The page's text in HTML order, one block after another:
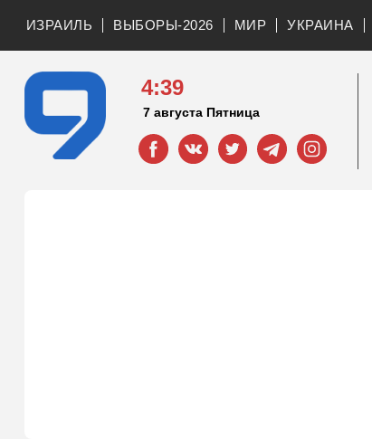
ИЗРАИЛЬ ВЫБОРЫ-2026 МИР УКРАИНА
4:39
7 августа Пятница